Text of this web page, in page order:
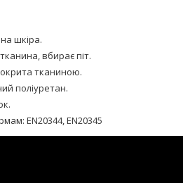
шкіра.
вбирає піт.
тканиною.
поліуретан.
EN20344, EN20345